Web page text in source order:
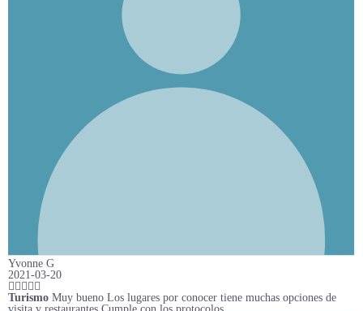
Yvonne G
2021-03-20
Turismo Muy bueno Los lugares por conocer tiene muchas opciones de